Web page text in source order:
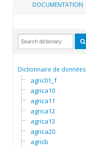
DOCUMENTATION
Dictionnaire de données
agric01_f
agrica10
agrica11
agrica12
agrica13
agrica20
agricb